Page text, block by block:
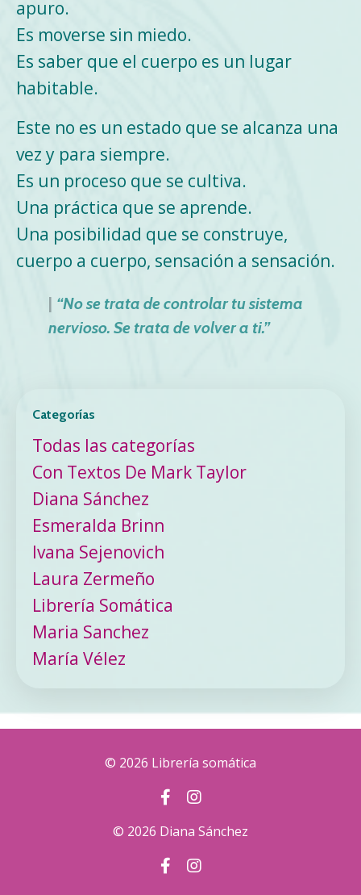
apuro.
Es moverse sin miedo.
Es saber que el cuerpo es un lugar
habitable.
Este no es un estado que se alcanza una
vez y para siempre.
Es un proceso que se cultiva.
Una práctica que se aprende.
Una posibilidad que se construye,
cuerpo a cuerpo, sensación a sensación.
| “No se trata de controlar tu sistema
nervioso. Se trata de volver a ti.”
Categorías
Todas las categorías
Con Textos De Mark Taylor
Diana Sánchez
Esmeralda Brinn
Ivana Sejenovich
Laura Zermeño
Librería Somática
Maria Sanchez
María Vélez
© 2026 Librería somática
© 2026 Diana Sánchez